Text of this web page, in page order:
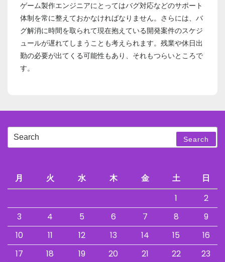
ゲーム製作エンジニアにとってはバグ対応などのサポート
体制を常に整えておかなければなりません。さらには、バ
グ解消に時間を取られて現在抱えている開発案件のスケジ
ュールが遅れてしまうことも考えられます。残業や休日出
勤の必要が出てくる可能性もあり、それもつらいところで
す。
Search
for:
Search
月 火 水 木 金 土
日
1
2
3
4 5 6 7 8
9
10
11 12 13 14 15
16
17
18 19 20 21 22
23